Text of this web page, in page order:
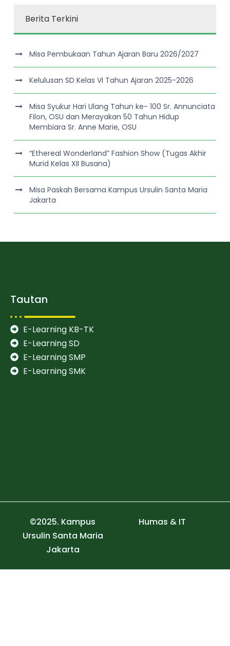
Berita Terkini
Misa Pembukaan Tahun Ajaran Baru 2026/2027
Kelulusan SD Kelas VI Tahun Ajaran 2025-2026
Misa Syukur Hari Ulang Tahun ke- 100 Sr. Annunciata
Filon, OSU dan Merayakan 50 Tahun Hidup
Membiara Sr. Anne Marie, OSU
“Ethereal Wonderland” Fashion Show (Tugas Akhir
Murid Kelas XII Busana)
Misa Paskah Bersama Kampus Ursulin Santa Maria
Jakarta
Tautan
E-Learning KB-TK
E-Learning SD
E-Learning SMP
E-Learning SMK
©2025. Kampus
Ursulin Santa Maria
Jakarta
Humas & IT